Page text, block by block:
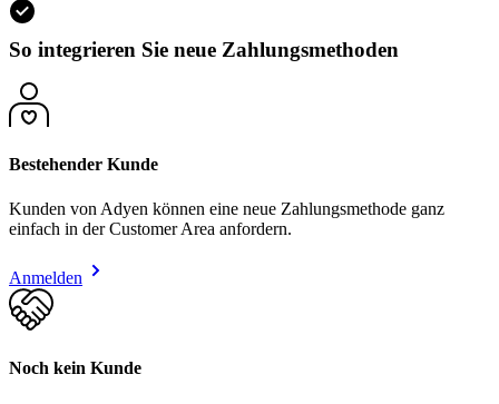
So integrieren Sie neue Zahlungsmethoden
Bestehender Kunde
Kunden von Adyen können eine neue Zahlungsmethode ganz
einfach in der Customer Area anfordern.
Anmelden
Noch kein Kunde